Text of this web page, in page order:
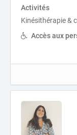
Activités
Kinésithérapie &
Accès aux